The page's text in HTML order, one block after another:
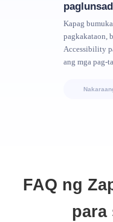
paglunsad
Kapag
pagkakataon,
Accessibility
ang mga pag-
FAQ ng
para